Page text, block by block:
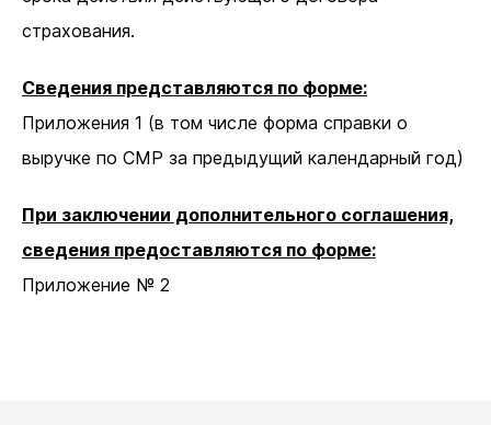
страхования.
Сведения представляются по форме:
Приложения 1 (в том числе форма справки о
выручке по СМР за предыдущий календарный год)
При заключении дополнительного соглашения,
сведения предоставляются по форме:
Приложение № 2